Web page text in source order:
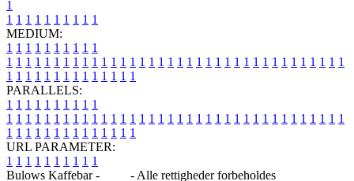
1
1 1 1 1 1 1 1 1 1 1
MEDIUM:
1 1 1 1 1 1 1 1 1 1
1 1 1 1 1 1 1 1 1 1 1 1 1 1 1 1 1 1 1 1 1 1 1 1 1 1 1 1 1 1 1 1 1 1 1 1
1 1 1 1 1 1 1 1 1 1 1 1 1 1
PARALLELS:
1 1 1 1 1 1 1 1 1 1
1 1 1 1 1 1 1 1 1 1 1 1 1 1 1 1 1 1 1 1 1 1 1 1 1 1 1 1 1 1 1 1 1 1 1 1
1 1 1 1 1 1 1 1 1 1 1 1 1 1
URL PARAMETER:
1 1 1 1 1 1 1 1 1 1
Bulows Kaffebar -
- Alle rettigheder forbeholdes